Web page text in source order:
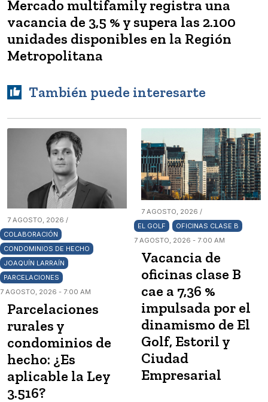
Mercado multifamily registra una
vacancia de 3,5 % y supera las 2.100
unidades disponibles en la Región
Metropolitana
También puede interesarte
7 AGOSTO, 2026 /
COLABORACIÓN
CONDOMINIOS DE HECHO
JOAQUÍN LARRAÍN
PARCELACIONES
7 AGOSTO, 2026 - 7:00 AM
Parcelaciones
rurales y
condominios de
hecho: ¿Es
aplicable la Ley
3.516?
7 AGOSTO, 2026 /
EL GOLF
OFICINAS CLASE B
7 AGOSTO, 2026 - 7:00 AM
Vacancia de
oficinas clase B
cae a 7,36 %
impulsada por el
dinamismo de El
Golf, Estoril y
Ciudad
Empresarial